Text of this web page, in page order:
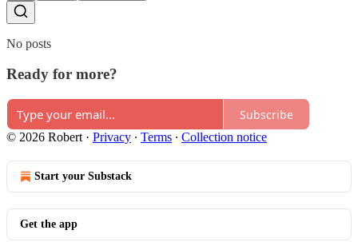
No posts
Ready for more?
Subscribe
© 2026 Robert · Privacy ∙ Terms ∙ Collection notice
Start your Substack
Get the app